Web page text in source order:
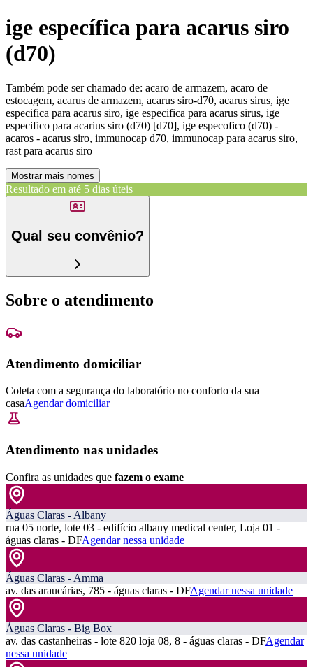
ige específica para acarus siro
(d70)
Também pode ser chamado de: acaro de armazem, acaro de
estocagem, acarus de armazem, acarus siro-d70, acarus sirus, ige
especifica para acarus siro, ige especifica para acarus sirus, ige
especifico para acarius siro (d70) [d70], ige especofico (d70) -
acaros - acarus siro, immunocap d70, immunocap para acarus siro,
rast para acarus siro
Mostrar mais nomes
Resultado em até 5 dias úteis
Qual seu convênio?
Sobre o atendimento
Atendimento domiciliar
Coleta com a segurança do laboratório no conforto da sua
casaAgendar domiciliar
Atendimento nas unidades
Confira as unidades que fazem o exame
Águas Claras - Albany
rua 05 norte, lote 03 - edifício albany medical center, Loja 01 -
águas claras - DFAgendar nessa unidade
Águas Claras - Amma
av. das araucárias, 785 - águas claras - DFAgendar nessa unidade
Águas Claras - Big Box
av. das castanheiras - lote 820 loja 08, 8 - águas claras - DFAgendar
nessa unidade